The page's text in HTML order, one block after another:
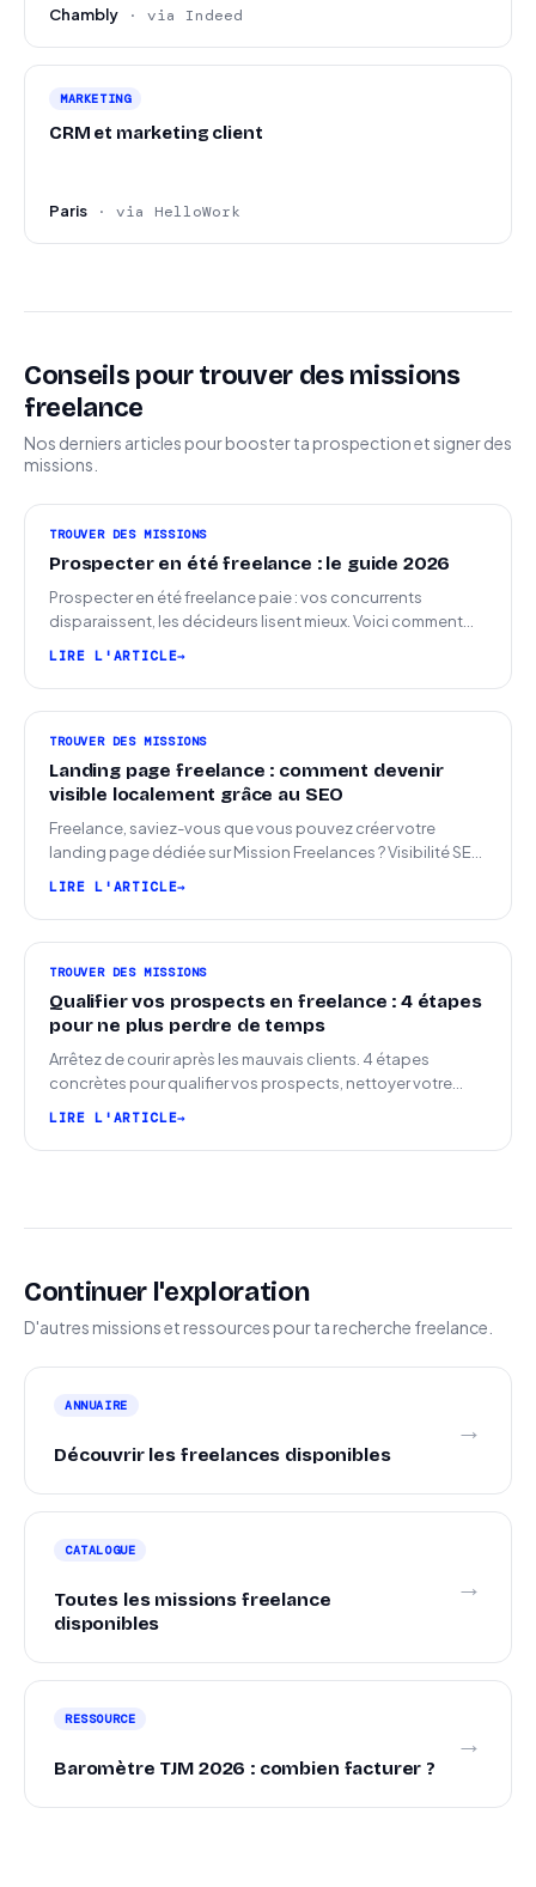
Chambly · via Indeed
MARKETING
CRM et marketing client
Paris · via HelloWork
Conseils pour trouver des missions
freelance
Nos derniers articles pour booster ta prospection et signer des
missions.
TROUVER DES MISSIONS
Prospecter en été freelance : le guide 2026
Prospecter en été freelance paie : vos concurrents
disparaissent, les décideurs lisent mieux. Voici comment
LIRE L'ARTICLE
TROUVER DES MISSIONS
Landing page freelance : comment devenir
visible localement grâce au SEO
Freelance, saviez-vous que vous pouvez créer votre
landing page dédiée sur Mission Freelances ? Visibilité SEO
LIRE L'ARTICLE
TROUVER DES MISSIONS
Qualifier vos prospects en freelance : 4 étapes
pour ne plus perdre de temps
Arrêtez de courir après les mauvais clients. 4 étapes
concrètes pour qualifier vos prospects, nettoyer votre
LIRE L'ARTICLE
Continuer l'exploration
D'autres missions et ressources pour ta recherche freelance.
ANNUAIRE
Découvrir les freelances disponibles
→
CATALOGUE
Toutes les missions freelance
disponibles
→
RESSOURCE
Baromètre TJM 2026 : combien facturer ?
→